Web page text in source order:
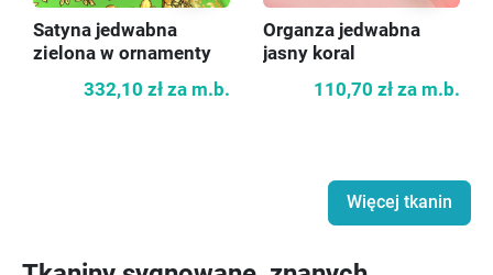
Satyna jedwabna
zielona w ornamenty
332,10 zł za m.b.
Organza jedwabna
jasny koral
110,70 zł za m.b.
Więcej tkanin